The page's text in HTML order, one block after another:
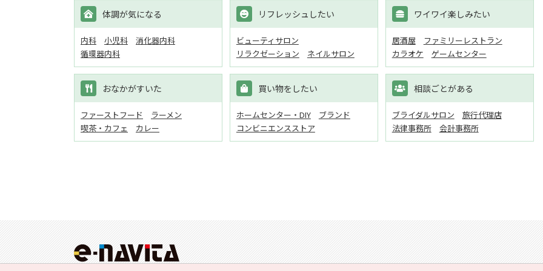
体調が気になる
内科 小児科
消化器内科
循環器内科
リフレッシュしたい
ビューティサロン
リラクゼーション
ネイルサロン
ワイワイ楽しみたい
居酒屋
ファミリーレストラン
カラオケ
ゲームセンター
おなかがすいた
ファーストフード
ラーメン
喫茶・カフェ
カレー
買い物をしたい
ホームセンター・DIY
ブランド
コンビニエンスストア
相談ごとがある
ブライダルサロン
旅行代理店
法律事務所
会計事務所